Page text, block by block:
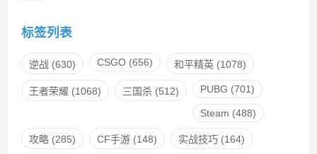
标签列表
逆战(630) CSGO(656) 和平精英(1078)
王者荣耀 (1068) 三国杀(512) PUBG (701)
Steam (488)
攻略(285) CF手游(148) 实战技巧(164)